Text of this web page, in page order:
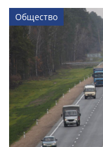
Общество